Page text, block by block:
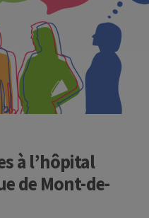
à l’hôpital
de Mont-de-